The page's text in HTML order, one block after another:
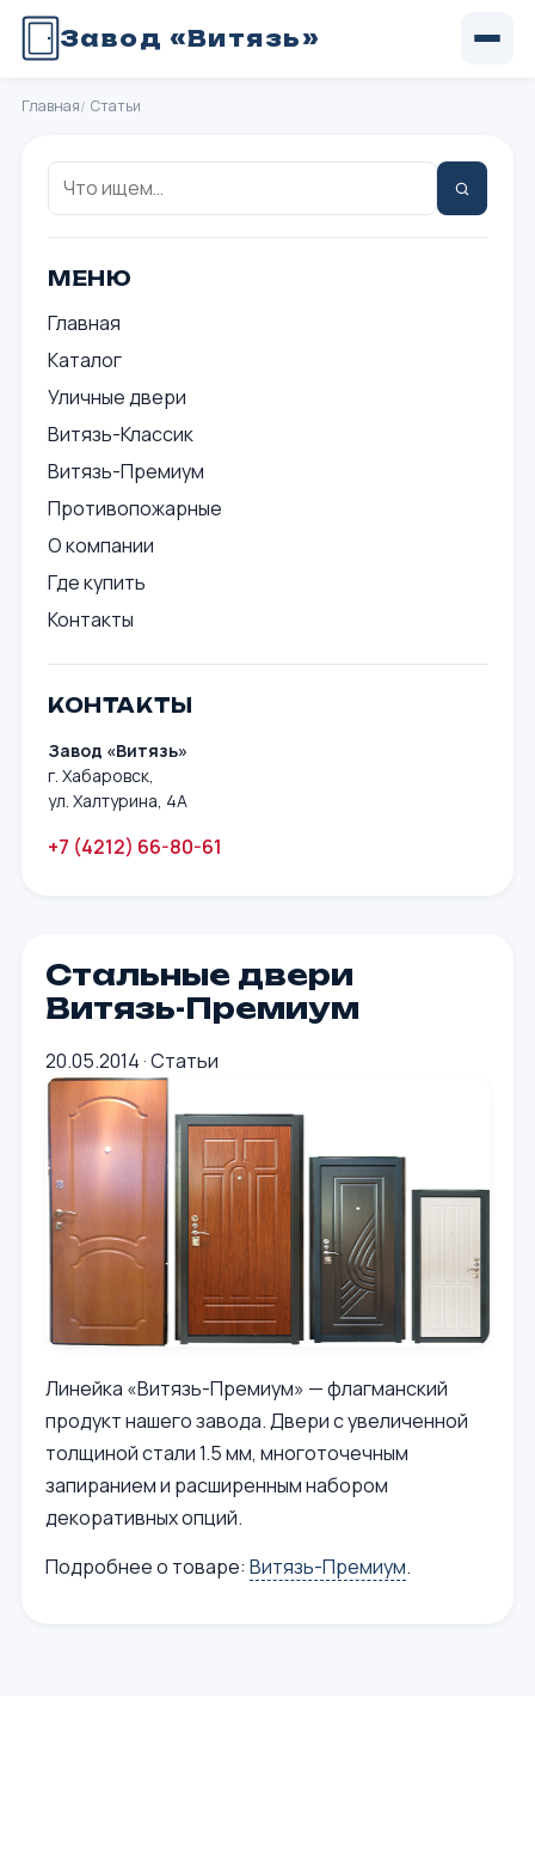
Завод «Витязь»
Главная Статьи
Поиск:
Найти
МЕНЮ
Главная
Каталог
Уличные двери
Витязь-Классик
Витязь-Премиум
Противопожарные
О компании
Где купить
Контакты
КОНТАКТЫ
Завод «Витязь»
г. Хабаровск,
ул. Халтурина, 4А
+7 (4212) 66-80-61
Стальные двери
Витязь-Премиум
20.05.2014·Статьи
Линейка «Витязь-Премиум» — флагманский
продукт нашего завода. Двери с увеличенной
толщиной стали 1.5 мм, многоточечным
запиранием и расширенным набором
декоративных опций.
Подробнее о товаре: Витязь-Премиум.